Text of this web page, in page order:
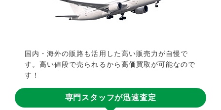
国内・海外の販路も活用した高い販売力が自慢で
す。高い値段で売られるから高価買取が可能なので
す！
専門スタッフが迅速査定